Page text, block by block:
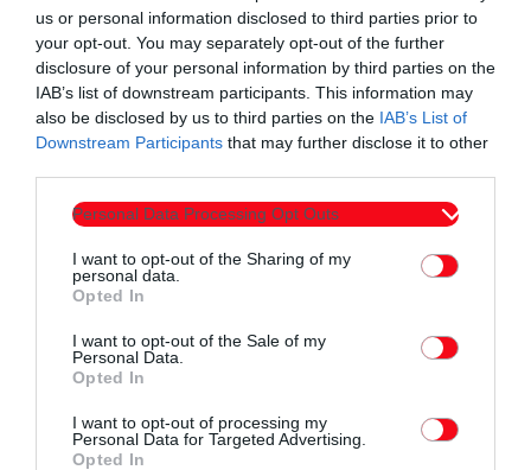
us or personal information disclosed to third parties prior to
your opt-out. You may separately opt-out of the further
disclosure of your personal information by third parties on the
IAB’s list of downstream participants. This information may
also be disclosed by us to third parties on the IAB’s List of
Downstream Participants that may further disclose it to other
Personal Data Processing Opt Outs
I want to opt-out of the Sharing of my
personal data.
Opted In
I want to opt-out of the Sale of my
Personal Data.
Opted In
I want to opt-out of processing my
Personal Data for Targeted Advertising.
Opted In
δεξιοτήτων που ανοίγουν τον δρόμο για την προσωπική
ολοκλήρωση και ανάπτυξη, την κοινωνική ένταξη και την
ιδιότητα του ενεργού πολίτη.
Απαιτείται δήλωση συμμετοχής των σχολικών τμημάτων
στη Δημοτική Βιβλιοθήκη Κομοτηνής.
Για οποιαδήποτε πληροφορία, επικοινωνήστε με τη Δημοτική
Βιβλιοθήκη Κομοτηνής.
mail: vivkomot@otenet.gr
Συντάχθηκε από: ERKO